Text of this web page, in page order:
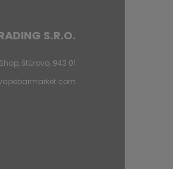
S.R.O.
Štúrovo, 943 01